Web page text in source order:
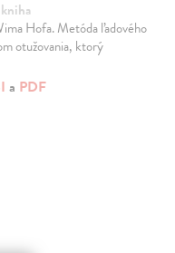
Hofa. Metóda ľadového
otužovania, ktorý
a PDF